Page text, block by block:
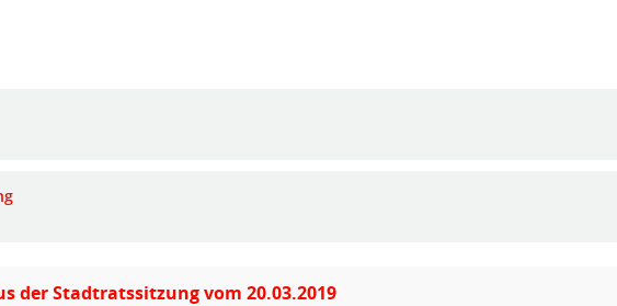
der Stadtratssitzung vom 20.03.2019